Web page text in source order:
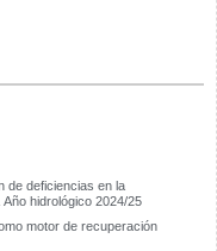
de deficiencias en la
hidrológico 2024/25
motor de recuperación